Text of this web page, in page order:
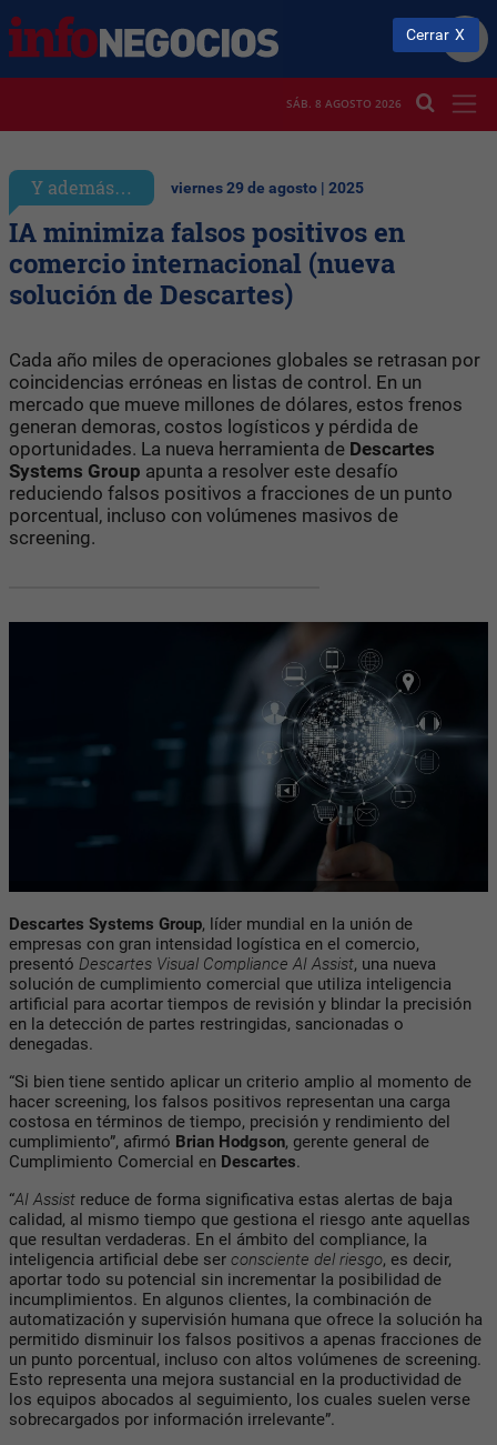
SÁB. 8 AGOSTO 2026
Y además… viernes 29 de agosto | 2025
IA minimiza falsos positivos en
comercio internacional (nueva
solución de Descartes)
Cada año miles de operaciones globales se retrasan por
coincidencias erróneas en listas de control. En un
mercado que mueve millones de dólares, estos frenos
generan demoras, costos logísticos y pérdida de
oportunidades. La nueva herramienta de Descartes
Systems Group apunta a resolver este desafío
reduciendo falsos positivos a fracciones de un punto
porcentual, incluso con volúmenes masivos de
screening.
Descartes Systems Group, líder mundial en la unión de
empresas con gran intensidad logística en el comercio,
presentó Descartes Visual Compliance AI Assist, una nueva
solución de cumplimiento comercial que utiliza inteligencia
artificial para acortar tiempos de revisión y blindar la precisión
en la detección de partes restringidas, sancionadas o
denegadas.
“Si bien tiene sentido aplicar un criterio amplio al momento de
hacer screening, los falsos positivos representan una carga
costosa en términos de tiempo, precisión y rendimiento del
cumplimiento”, afirmó Brian Hodgson, gerente general de
Cumplimiento Comercial en Descartes.
“AI Assist reduce de forma significativa estas alertas de baja
calidad, al mismo tiempo que gestiona el riesgo ante aquellas
que resultan verdaderas. En el ámbito del compliance, la
inteligencia artificial debe ser consciente del riesgo, es decir,
aportar todo su potencial sin incrementar la posibilidad de
incumplimientos. En algunos clientes, la combinación de
automatización y supervisión humana que ofrece la solución ha
permitido disminuir los falsos positivos a apenas fracciones de
un punto porcentual, incluso con altos volúmenes de screening.
Esto representa una mejora sustancial en la productividad de
los equipos abocados al seguimiento, los cuales suelen verse
sobrecargados por información irrelevante”.
Cerrar